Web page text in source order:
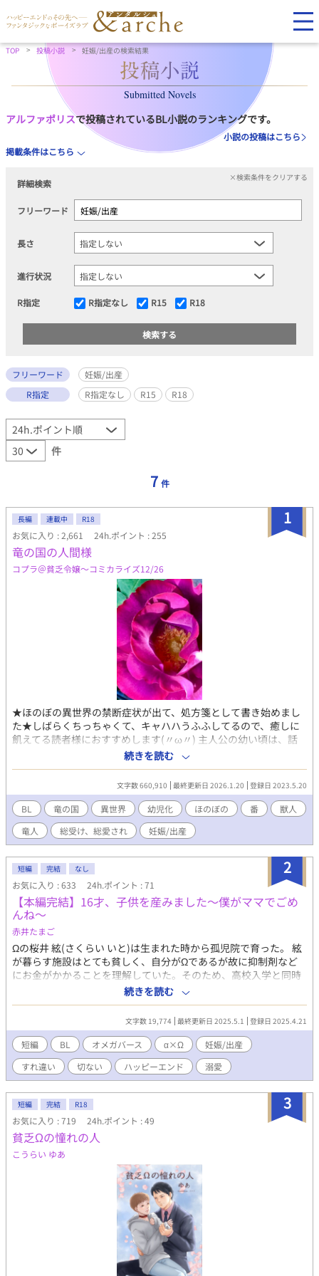
TOP 投稿小説 妊娠/出産の検索結果
Submitted Novels
アルファポリスで投稿されているBL小説のランキングです。
小説の投稿はこちら
掲載条件はこちら
詳細検索
×検索条件をクリアする
フリーワード
長さ
進行状況
R指定 R指定なし R15 R18
フリーワード
妊娠/出産
R指定
R指定なし R15 R18
件
7 件
1
長編 連載中 R18
お気に入り : 2,661 24h.ポイント : 255
竜の国の人間様
コプラ＠貧乏令嬢〜コミカライズ12/26
★ほのぼの異世界の禁断症状が出て、処方箋として書き始めまし
た★しばらくちっちゃくて、キャハハうふふしてるので、癒しに
飢えてる読者様におすすめします(〃ω〃) 主人公の幼い頃は、話
の流れで他キャラのR18入ります💕 ★ じわじわとお気に入り
1900⇧㊗️本当にありがとうございます💕 ★BLランキング最高位
10位⇧ ★ムーンで同時連載中。日間BL連載ランキング最高位2位
⇧週間BL連載ランキング2位⇧四半期連載7位⇧ 迷子の僕は、仙人
めいたお爺さんに拾われた。中身と外見の違う僕は直ぐにここが
竜の国だと知った。そして僕みたいな幼児の人型が、この世界に
存在しないことも。 実はとっても偉い元騎士団参謀長の竜人のお
爺さんと暮らす二人の生活は、楽しくて、ドキドキして、驚く様
な事ばかりで刺激的だった。獣人の友達や知り合いも出来てすく
すく成長したある日、お爺さんの元を訪れた竜人の騎士は、怖い
顔で僕をじっと見つめて一番気にしている事を言った。 「一体あ
の子は何者ですか？信じられないほど虚弱だ。」 は？誰この人、
僕こいつ大嫌いだ。 竜人や獣人しか居ない気がするこの異世界
で、周囲から可愛がられて楽しく成長する僕の冒険の日々と恋の
物語。
続きを読む
文字数 660,910 最終更新日 2026.1.20 登録日 2023.5.20
BL 竜の国 異世界 幼児化 ほのぼの 番
獣人
竜人
総受け、総愛され 妊娠/出産
2
短編 完結 なし
お気に入り : 633 24h.ポイント : 71
【本編完結】16才、子供を産みました〜僕がママでごめ
んね〜
赤井たまご
Ωの桜井 絃(さくらい いと)は生まれた時から孤児院で育った。 絃
が暮らす施設はとても貧しく、自分がΩであるが故に抑制剤など
にお金がかかることを理解していた。そのため、高校入学と同時
に絃はカフェでアルバイトを始める。 ある日の仕事中、絃はαの
四宮 大晴(しのみや たいせい)と出会う。 絃は大晴から猛アプロー
チを受け、次第に惹かれていき、二人は付き合い始める。大晴と
過ごす時間は絃にとって宝物だった。 だが幸せは長くは続かなか
った。 ある日、絃は自分が「妊娠」したことに気づき、すぐさま
大晴に相談した。しかし、大晴から返って来た答えは… 大企業の
ヘタレ御曹司α×孤児院で育った孤独Ω ※未成年の妊娠/出産表現
あり ※本編完結済み ※英国王室表現があるも設定・人物は架空
※日曜日は投稿お休み予定
続きを読む
文字数 19,774 最終更新日 2025.5.1 登録日 2025.4.21
短編 BL オメガバース α×Ω
妊娠/出産
すれ違い
切ない ハッピーエンド 溺愛
3
短編 完結 R18
お気に入り : 719 24h.ポイント : 49
貧乏Ωの憧れの人
こうらい ゆあ